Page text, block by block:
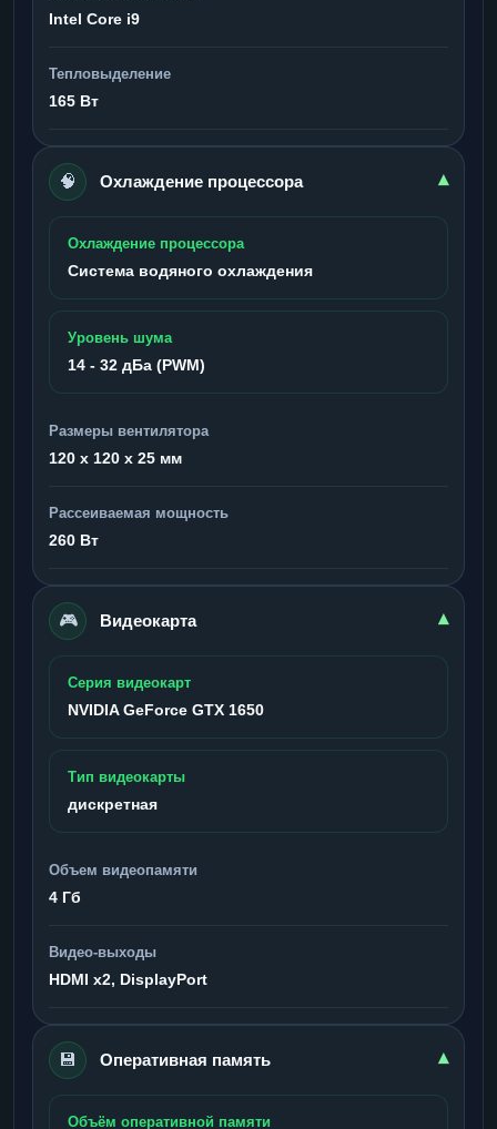
Intel Core i9
Тепловыделение
165 Вт
🧠 Охлаждение процессора ▾
Охлаждение процессора
Система водяного охлаждения
Уровень шума
14 - 32 дБа (PWM)
Размеры вентилятора
120 x 120 x 25 мм
Рассеиваемая мощность
260 Вт
🎮 Видеокарта ▾
Серия видеокарт
NVIDIA GeForce GTX 1650
Тип видеокарты
дискретная
Объем видеопамяти
4 Гб
Видео-выходы
HDMI x2, DisplayPort
💾 Оперативная память ▾
Объём оперативной памяти